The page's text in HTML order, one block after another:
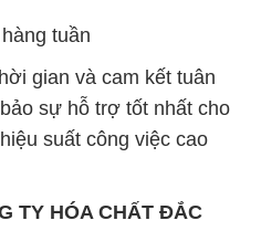
tuần
gian và cam kết tuân
sự hỗ trợ tốt nhất cho
suất công việc cao
TY HÓA CHẤT ĐẮC